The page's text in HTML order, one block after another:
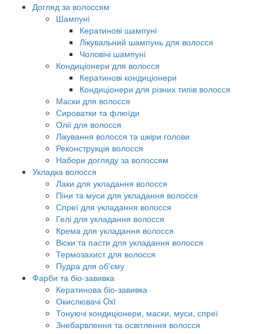
Догляд за волоссям
Шампуні
Кератинові шампуні
Лікувальний шампунь для волосся
Чоловічі шампуні
Кондиціонери для волосся
Кератинові кондиціонери
Кондиціонери для різних типів волосся
Маски для волосся
Сироватки та флюїди
Олії для волосся
Лікування волосся та шкіри голови
Реконструкція волосся
Набори догляду за волоссям
Укладка волосся
Лаки для укладання волосся
Піни та муси для укладання волосся
Спреї для укладання волосся
Гелі для укладання волосся
Крема для укладання волосся
Віски та пасти для укладання волосся
Термозахист для волосся
Пудра для об'єму
Фарби та біо-завивка
Кератинова біо-завивка
Окислювачі Oxi
Тонуючі кондиціонери, маски, муси, спреї
Знебарвлення та освітлення волосся